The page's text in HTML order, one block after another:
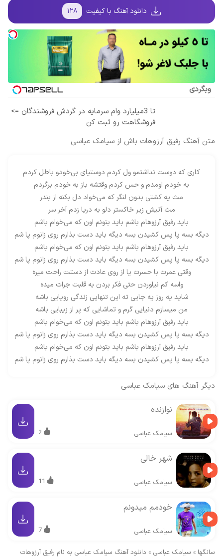
دانلود آهنگ با کیفیت ۱۲۸
وبگردی
تا 3میلیارد وام سرمایه در گردش فروشندگان =>
فروشگاهت رو ثبت کن
متن آهنگ رفیق آرزوهات باش از سیامک عباسی
کاری که دوست نداشتمو ول کردم دوستیای بی‌خودو باطل کردم
به خودم اومدم و حس کردم وقتشه باز به خودم برگردم
مث یه کشتی بدون لنگر که می‌خواد دل بکنه از بندر
مث آتیش زیر خاکستر دلو به دریا زدم آخر سر
باید رفیق آرزوهام‌ باشم باید بتونم اون که می‌خوام باشم
دیگه بسه پا پس کشیدن بسه دیگه باید دست بذارم روی زانوم پا شم
باید رفیق آرزوهام‌ باشم باید بتونم اون که می‌خوام باشم
دیگه بسه پا پس کشیدن بسه دیگه باید دست بذارم روی زانوم پا شم
وقتی عمرت با حسرت یا از روی عادت از دستت راحت میره
واسه کم نیاوردن حتی فکر بردن به قلبت جرات میده
شاید یه روز یه جایی ته این تنهایی زندگی رویایی باشه
من میسازم دنیایی گرم و تماشایی که پر از زیبایی باشه
باید رفیق آرزوهام‌ باشم باید بتونم اون که می‌خوام باشم
دیگه بسه پا پس کشیدن بسه دیگه باید دست بذارم روی زانوم پا شم
باید رفیق آرزوهام‌ باشم باید بتونم اون که می‌خوام باشم
دیگه بسه پا پس کشیدن بسه دیگه باید دست بذارم روی زانوم پا شم
دیگر آهنگ های سیامک عباسی
نوازنده
سیامک عباسی 2
شهر خالی
سیامک عباسی 11
خودمم میدونم
سیامک عباسی 7
سانگها » سیامک عباسی » دانلود آهنگ سیامک عباسی به نام رفیق آرزوهات